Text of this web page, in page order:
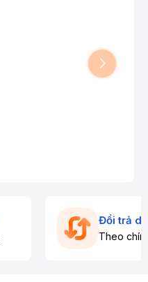
Đổi trả
Theo